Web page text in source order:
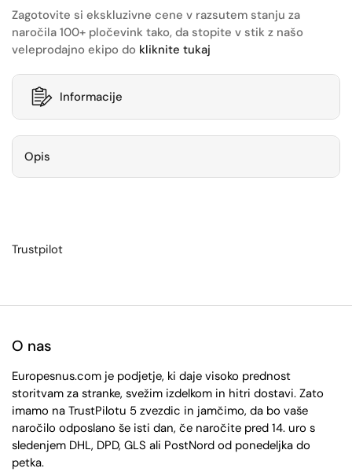
Zagotovite si ekskluzivne cene v razsutem stanju za
naročila 100+ pločevink tako, da stopite v stik z našo
veleprodajno ekipo do kliknite tukaj
Informacije
Opis
Trustpilot
O nas
Europesnus.com je podjetje, ki daje visoko prednost
storitvam za stranke, svežim izdelkom in hitri dostavi. Zato
imamo na TrustPilotu 5 zvezdic in jamčimo, da bo vaše
naročilo odposlano še isti dan, če naročite pred 14. uro s
sledenjem DHL, DPD, GLS ali PostNord od ponedeljka do
petka.